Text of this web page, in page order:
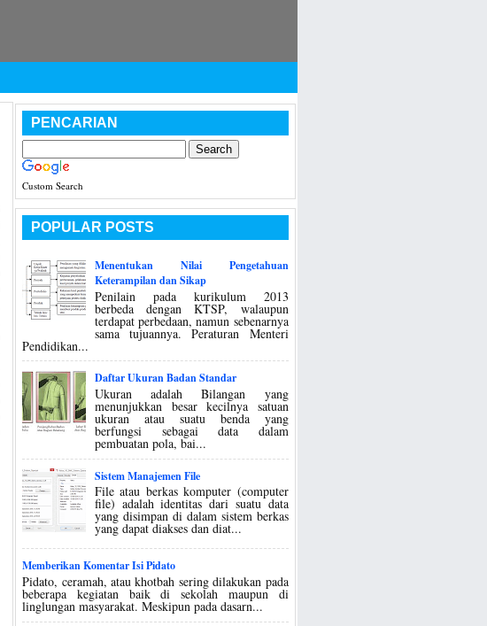
PENCARIAN
Custom Search
POPULAR POSTS
Menentukan Nilai Pengetahuan
Keterampilan dan Sikap
Penilain pada kurikulum 2013
berbeda dengan KTSP, walaupun
terdapat perbedaan, namun sebenarnya
sama tujuannya. Peraturan Menteri
Pendidikan...
Daftar Ukuran Badan Standar
Ukuran adalah Bilangan yang
menunjukkan besar kecilnya satuan
ukuran atau suatu benda yang
berfungsi sebagai data dalam
pembuatan pola, bai...
Sistem Manajemen File
File atau berkas komputer (computer
file) adalah identitas dari suatu data
yang disimpan di dalam sistem berkas
yang dapat diakses dan diat...
Memberikan Komentar Isi Pidato
Pidato, ceramah, atau khotbah sering dilakukan pada
beberapa kegiatan baik di sekolah maupun di
linglungan masyarakat. Meskipun pada dasarn...